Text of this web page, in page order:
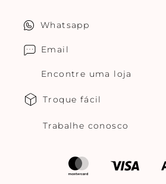
Whatsapp
Email
Encontre uma loja
Troque fácil
Trabalhe conosco